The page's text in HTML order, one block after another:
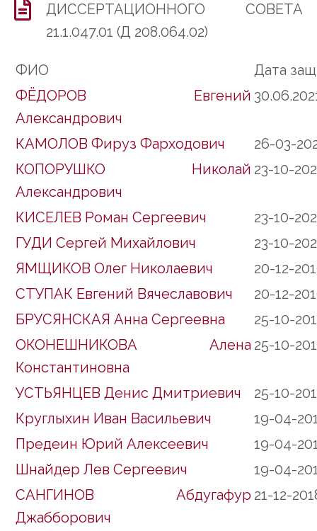
ДИССЕРТАЦИОННОГО СОВЕТА
21.1.047.01 (Д 208.064.02)
ФИО
Дата
ФЁДОРОВ Евгений
Александрович
КАМОЛОВ Фируз Фарходович
26-03-
КОПОРУШКО Николай
Александрович
23-10-
КИСЕЛЕВ Роман Сергеевич
23-10-
ГУДИ Сергей Михайлович
23-10-
ЯМЩИКОВ Олег Николаевич
20-12-
СТУПАК Евгений Вячеславович
20-12-
БРУСЯНСКАЯ Анна Сергеевна
25-10-
ОКОНЕШНИКОВА Алена
Константиновна
25-10-
УСТЬЯНЦЕВ Денис Дмитриевич
25-10-
Круглыхин Иван Васильевич
19-04-
Предеин Юрий Алексеевич
19-04-
Шнайдер Лев Сергеевич
19-04-
САНГИНОВ Абдугафур
Джабборович
21-12-